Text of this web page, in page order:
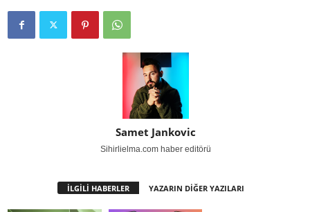
Samet Jankovic
Sihirlielma.com haber editörü
İLGİLİ HABERLER YAZARIN DİĞER YAZILARI